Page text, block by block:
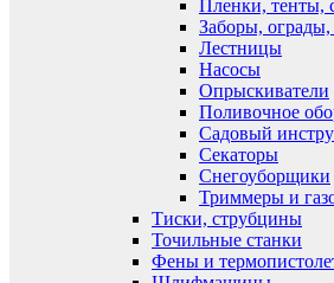
Пленки, тенты,
Заборы,
Лестницы
Насосы
Опрыскиватели
Поливочное
Садовый
Секаторы
Снегоуборщики
Триммеры и
Тиски, струбцины
Точильные станки
Фены и